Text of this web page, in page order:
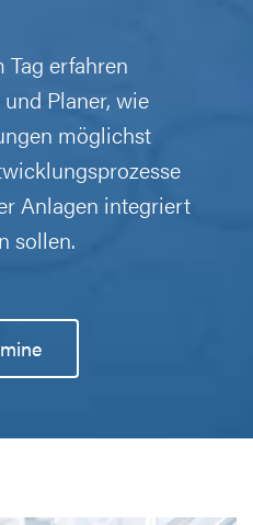
Tag erfahren
Planer, wie
möglichst
Anlagen integriert
sollen.